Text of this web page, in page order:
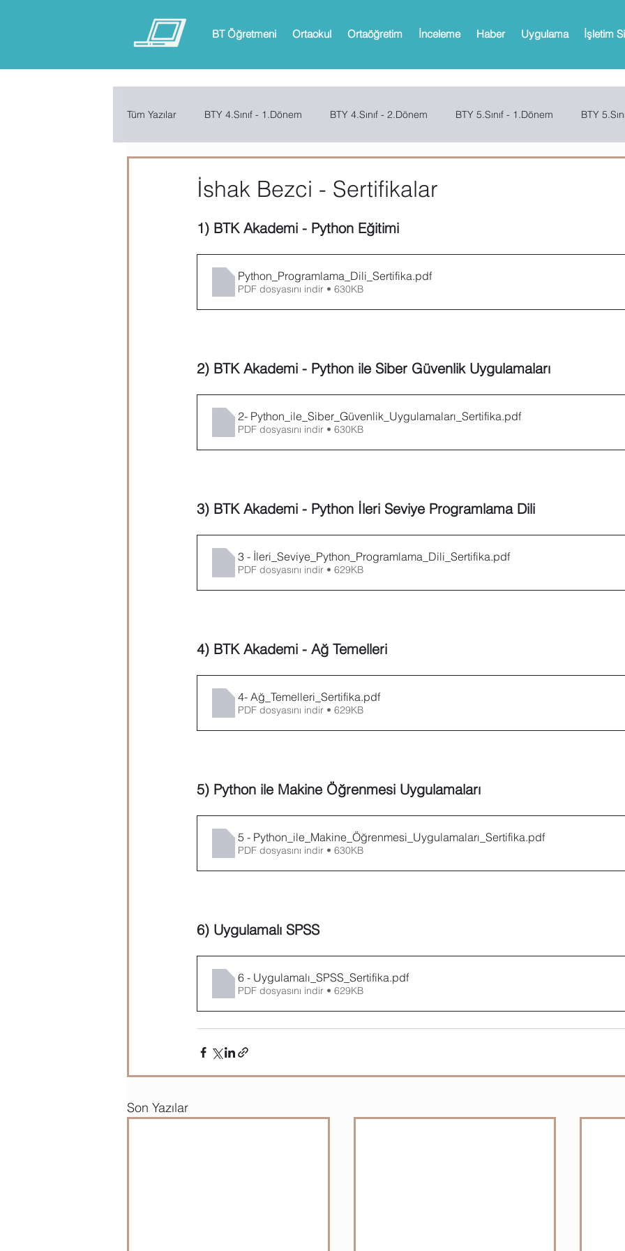
BT Öğretmeni Ortaokul Ortaöğretim İnceleme Haber Uygulama İşletim
Tüm Yazılar BTY 4.Sınıf - 1.Dönem BTY 4.Sınıf - 2.Dönem BTY 5.Sınıf - 1.Dönem BTY
ARDUINO App Inventor Web 2.0 Araçları
Microsoft InfoPath Microsoft OneNote
Öğrenci Hazırlık Evraklar Eğitici Oyunlar
İshak Bezci - Sertifikalar
1) BTK Akademi - Python Eğitimi
Python_Programlama_Dili_Sertifika.pdf
PDF dosyasını indir • 630KB
2) BTK Akademi - Python ile Siber Güvenlik Uygulamaları
2- Python_ile_Siber_Güvenlik_Uygulamaları_Sertifika.pdf
PDF dosyasını indir • 630KB
3) BTK Akademi - Python İleri Seviye Programlama Dili
3 - İleri_Seviye_Python_Programlama_Dili_Sertifika.pdf
PDF dosyasını indir • 629KB
4) BTK Akademi - Ağ Temelleri
4- Ağ_Temelleri_Sertifika.pdf
PDF dosyasını indir • 629KB
5) Python ile Makine Öğrenmesi Uygulamaları
5 - Python_ile_Makine_Öğrenmesi_Uygulamaları_Sertifika.pdf
PDF dosyasını indir • 630KB
6) Uygulamalı SPSS
6 - Uygulamalı_SPSS_Sertifika.pdf
PDF dosyasını indir • 629KB
Son Yazılar